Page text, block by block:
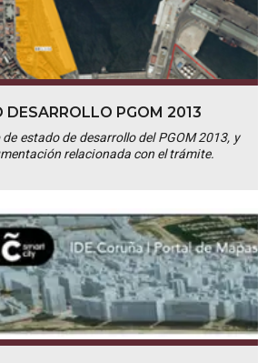
DESARROLLO PGOM 2013
estado de desarrollo del PGOM 2013, y
relacionada con el trámite.